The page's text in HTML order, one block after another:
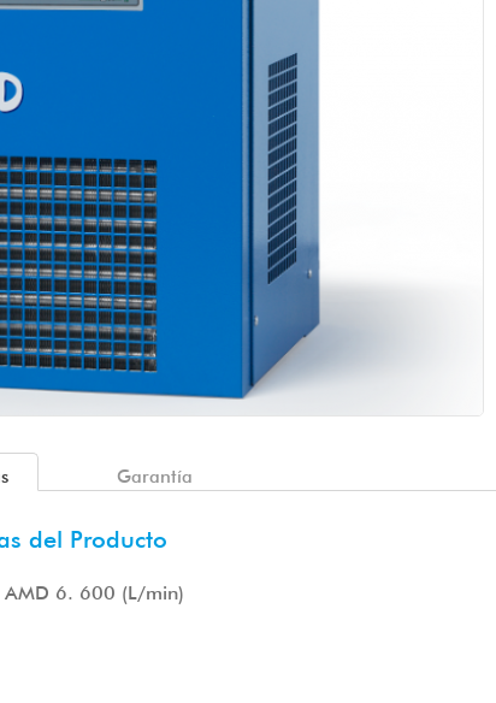
Garantía
del Producto
AMD 6. 600 (L/min)